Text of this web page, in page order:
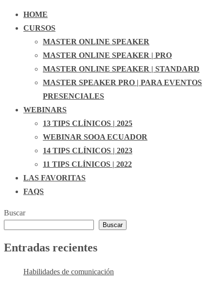
HOME
CURSOS
MASTER ONLINE SPEAKER
MASTER ONLINE SPEAKER | PRO
MASTER ONLINE SPEAKER | STANDARD
MASTER SPEAKER PRO | PARA EVENTOS
PRESENCIALES
WEBINARS
13 TIPS CLÍNICOS | 2025
WEBINAR SOOA ECUADOR
14 TIPS CLÍNICOS | 2023
11 TIPS CLÍNICOS | 2022
LAS FAVORITAS
FAQS
Buscar
Buscar
Entradas recientes
Habilidades de comunicación